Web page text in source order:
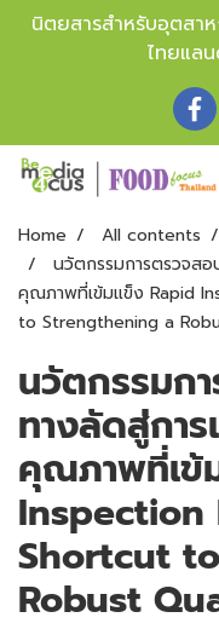
นิตยสารสำหรับอุตสา
ไทยแล
Home All contents
นวัตกรรมการตรวจสอ
คุณภาพที่เข้มแข็ง Rapid
to Strengthening a
นวัตกรรมก
ทางลัดสู่การ
คุณภาพที่เข้
Inspection
Shortcut
Robust